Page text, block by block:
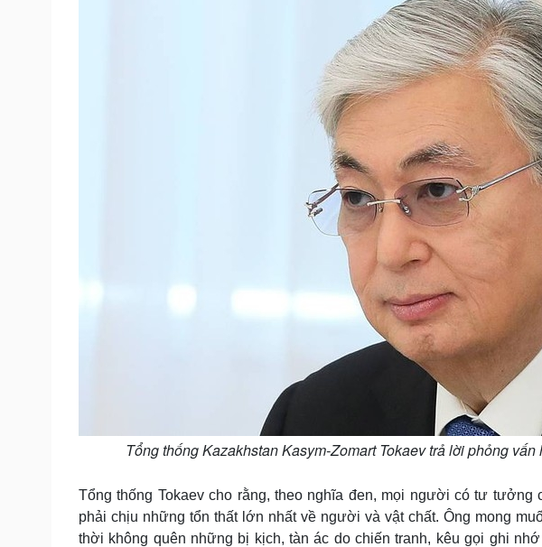
Tổng thống Kazakhstan Kasym-Zomart Tokaev trả lời phỏng
Tổng thống Tokaev cho rằng, theo nghĩa đen, mọi người có tư
phải chịu những tổn thất lớn nhất về người và vật chất. Ông mong
thời không quên những bị kịch, tàn ác do chiến tranh, kêu gọi ghi